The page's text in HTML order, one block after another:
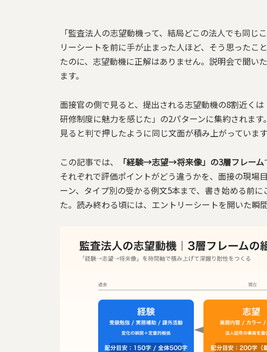
「監査法人の志望動機って、結局どこの法人でも同
リーシートを前に手が止まった人ほど、そう思ったこ
たのに、志望動機に正解はありません。説明会で聞い
ます。
面接官の側で見ると、提出される志望動機の8割近く
研修制度に魅力を感じた」の2パターンに集約されま
見ると判で押したように同じ文面が積み上がっていま
この記事では、 「経験→志望→将来像」の3層フレーム
それぞれで評価ポイントがどう違うかを、面接の現場
ーン、タイプ別の受かる例文5本まで、書き始める前
た。読み終わる頃には、エントリーシートを開いた瞬